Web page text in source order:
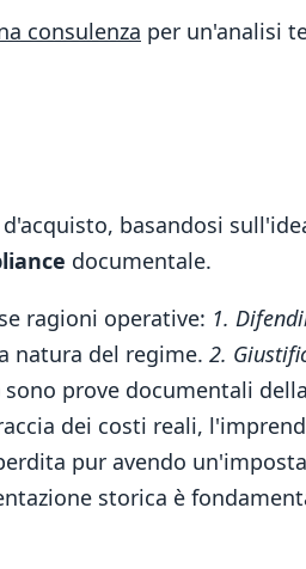
consulenza per un'analisi
basandosi
documentale.
ragioni operative: 1.
natura del regime. 2.
prove documentali della
dei costi reali,
pur avendo un'imposta
storica è